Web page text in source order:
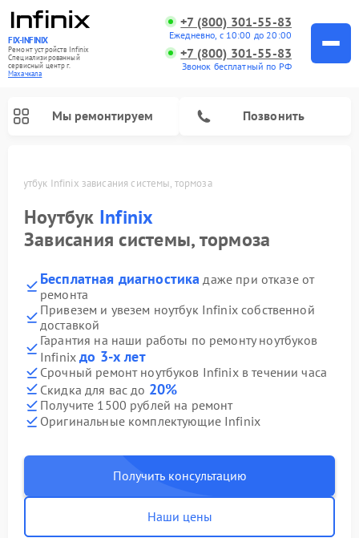
FIX-INFINIX
Ремонт устройств Infinix
Специализированный
cервисный центр г.
Махачкала
+7 (800) 301-55-83
Ежедневно, с 10:00 до 20:00
+7 (800) 301-55-83
Звонок бесплатный по РФ
Мы ремонтируем Позвонить
Ноутбук Infinix зависания системы, тормоза
Ноутбук Infinix
Зависания системы, тормоза
Бесплатная диагностика даже при отказе от
ремонта
Привезем и увезем ноутбук Infinix собственной
доставкой
Гарантия на наши работы по ремонту ноутбуков
Infinixдо 3-х лет
Срочный ремонт ноутбуков Infinix в течении часа
Скидка для вас до 20%
Получите 1500 рублей на ремонт
Оригинальные комплектующие Infinix
Получить консультацию
Наши цены